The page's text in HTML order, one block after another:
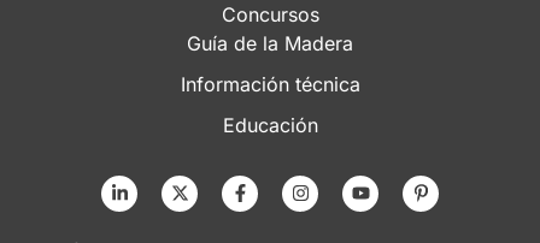
Concursos
Guía de la Madera
Información técnica
Educación